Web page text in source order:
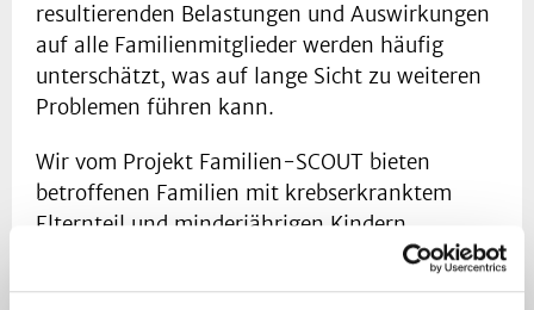
resultierenden Belastungen und Auswirkungen
auf alle Familienmitglieder werden häufig
unterschätzt, was auf lange Sicht zu weiteren
Problemen führen kann.
Wir vom Projekt Familien-SCOUT bieten
betroffenen Familien mit krebserkranktem
Elternteil und minderjährigen Kindern